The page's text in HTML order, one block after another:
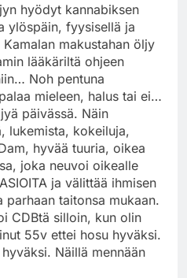
hyödyt kannabiksen
ylöspäin, fyysisellä ja
makustahan öljy
lääkäriltä ohjeen
Noh pentuna
mieleen, halus tai ei…
päivässä. Näin
lukemista, kokeiluja,
hyvää tuuria, oikea
joka neuvoi oikealle
ja välittää ihmisen
parhaan taitonsa mukaan.
CDBtä silloin, kun olin
55v ettei hosu hyväksi.
Näillä mennään